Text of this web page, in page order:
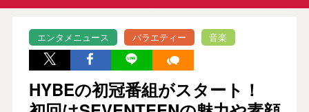
エンタメニュース バラエティー 音楽
HYBEの初冠番組がスタート！